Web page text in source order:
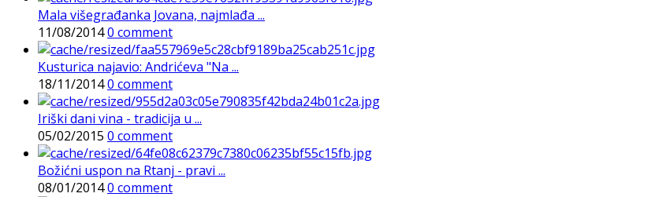
Mala višegrađanka Jovana, najmlađa ...
11/08/20140 comment
Kusturica najavio: Andrićeva "Na ...
18/11/20140 comment
Iriški dani vina - tradicija u ...
05/02/2015 0 comment
Božićni uspon na Rtanj - pravi ...
08/01/20140 comment